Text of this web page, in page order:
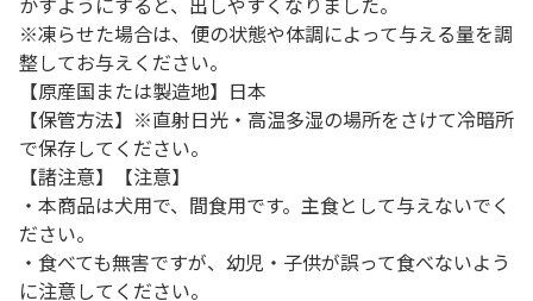
※凍らせた場合は、便の状態や体調によって与える量を調
整してお与えください。
【原産国または製造地】日本
【保管方法】※直射日光・高温多湿の場所をさけて冷暗所
で保存してください。
【諸注意】【注意】
・本商品は犬用で、間食用です。主食として与えないでく
ださい。
・食べても無害ですが、幼児・子供が誤って食べないよう
に注意してください。